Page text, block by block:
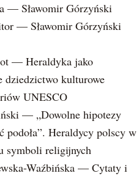
— Sławomir Górzyński
— Sławomir Górzyński
— Heraldyka jako
dziedzictwo kulturowe
UNESCO
— „Dowolne hipotezy
podoła”. Heraldycy polscy w
symboli religijnych
Waźbińska — Cytaty i